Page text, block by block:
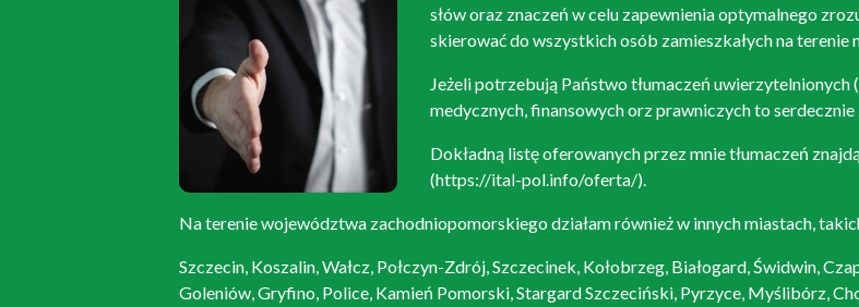
słów oraz znaczeń w celu zapewnienia optymalnego
skierować do wszystkich osób zamieszkałych na terenie
Jeżeli potrzebują Państwo tłumaczeń
medycznych, finansowych orz prawniczych to
Dokładną listę oferowanych przez mnie tłumaczeń
(https://ital-pol.info/oferta/).
Na terenie województwa zachodniopomorskiego działam również w innych miastach,
Szczecin, Koszalin, Wałcz, Połczyn-Zdrój, Szczecinek, Kołobrzeg, Białogard, Świdwin,
Goleniów, Gryfino, Police, Kamień Pomorski, Stargard Szczeciński, Pyrzyce, Myślibórz,